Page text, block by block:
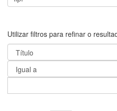
Utilizar filtros para refinar o